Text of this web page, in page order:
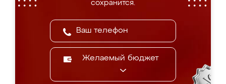
сохранится.
Желаемый бюджет